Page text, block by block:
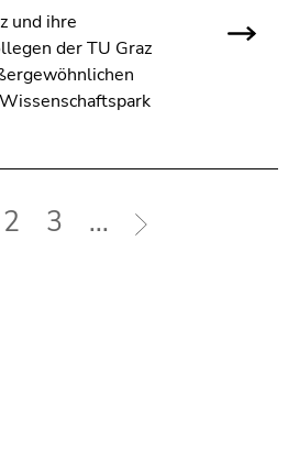
und ihre
der TU Graz
2 3 ...